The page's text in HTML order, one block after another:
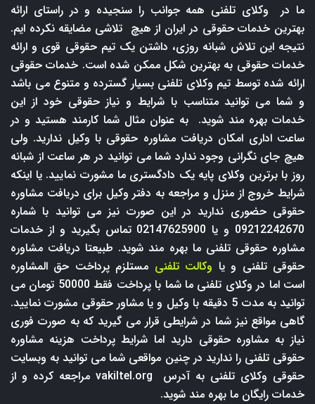
ما در وکلای تلفنی همه جوانب را سنجیده و در راستای ارائه
بهترین خدمات حقوقی در ایران از هیچ تلاشی مضایقه نکرده ایم.
نتیجه این تلاش شبانه روزی، داشتن یک تیم حقوقی قوی و ارائه
خدمات حقوقی به بهترین شکل ممکن شده است. خدمات حقوقی
ارائه شده توسط تیم وکلای تلفنی بسیار گسترده و متنوع می باشد
و شما می توانید متناسب با شرایط و نیاز حقوقی خود از این
خدمات بهره مند شوید. به عنوان مثال شما کارمند هستید و در
ساعت اداری امکان دریافت مشاوره حقوقی با وکیل ندارید. ولی
هیچ جای نگرانی وجود ندارد شما می توانید در هر ساعت از شبانه
روز با برترین وکلای پایه یک دادگستری ما مشورت نمایید. یا اینکه
شرایط خروج از منزل و مراجعه به دفتر وکیل برای دریافت مشاوره
حقوقی حضوری ندارید در این صورت نیز می توانید با شماره
09212242670 و یا 02147625900 تماس بگیرید و از خدمات
مشاوره حقوقی تلفنی ما بهره مند شوید. طبیعتا دریافت مشاوره
حقوقی تلفنی و یا وکالت تلفنی مستلزم پرداخت حق المشاوره
است اما در وکلای تلفنی ما شما با پرداخت فقط 50000 تومان می
توانید به مدت 5 دقیقه با وکیل و یا مشاور حقوقی مشورت نمایید.
گاهی مواقع نیز شما در شرایطی قرار می گیرید که به صورت فوری
نیاز به مشاوره حقوقی دارید اما شرایط پرداخت هزینه مشاوره
حقوقی تلفنی را ندارید در چنین مواقعی شما می توانید به وبسایت
حقوقی وکلای تلفنی به آدرس
vakiltel.org مراجعه کرده و از
خدمات رایگان ما بهره مند شوید.